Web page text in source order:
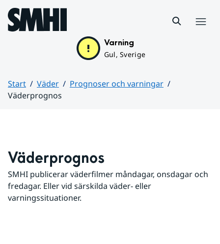
Hoppa till sidans innehåll
Varning
Gul, Sverige
Start Väder
Prognoser och varningar
Väderprognos
Väderprognos
SMHI publicerar väderfilmer måndagar, onsdagar och
fredagar. Eller vid särskilda väder- eller
varningssituationer.